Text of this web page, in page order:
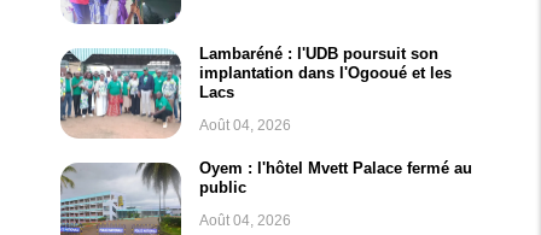
Lambaréné : l'UDB poursuit son
implantation dans l'Ogooué et les
Lacs
Août 04, 2026
Oyem : l'hôtel Mvett Palace fermé au
public
Août 04, 2026